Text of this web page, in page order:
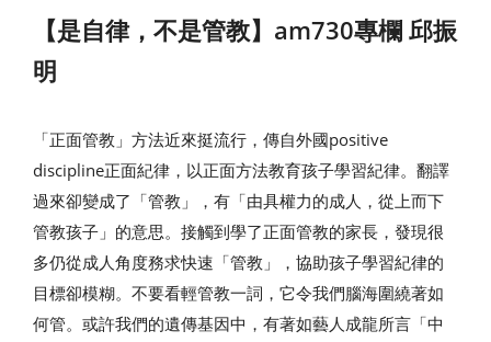
【是自律，不是管教】am730專欄 邱振
明
「正面管教」方法近來挺流行，傳自外國positive
discipline正面紀律，以正面方法教育孩子學習紀律。翻譯
過來卻變成了「管教」，有「由具權力的成人，從上而下
管教孩子」的意思。接觸到學了正面管教的家長，發現很
多仍從成人角度務求快速「管教」，協助孩子學習紀律的
目標卻模糊。不要看輕管教一詞，它令我們腦海圍繞著如
何管。或許我們的遺傳基因中，有著如藝人成龍所言「中